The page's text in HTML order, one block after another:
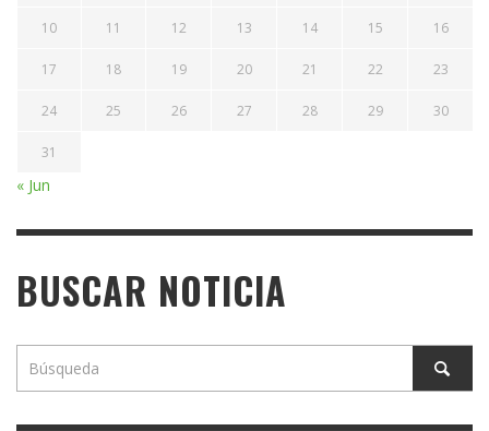
10 11 12 13 14 15 16
17 18 19 20 21 22 23
24 25 26 27 28 29 30
31
« Jun
BUSCAR NOTICIA